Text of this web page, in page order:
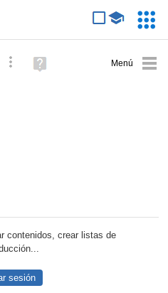
Búsqueda avanzada
Ayuda
(en
contenidos, crear listas de
sesión